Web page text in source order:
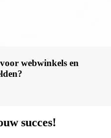
webwinkels en
succes!